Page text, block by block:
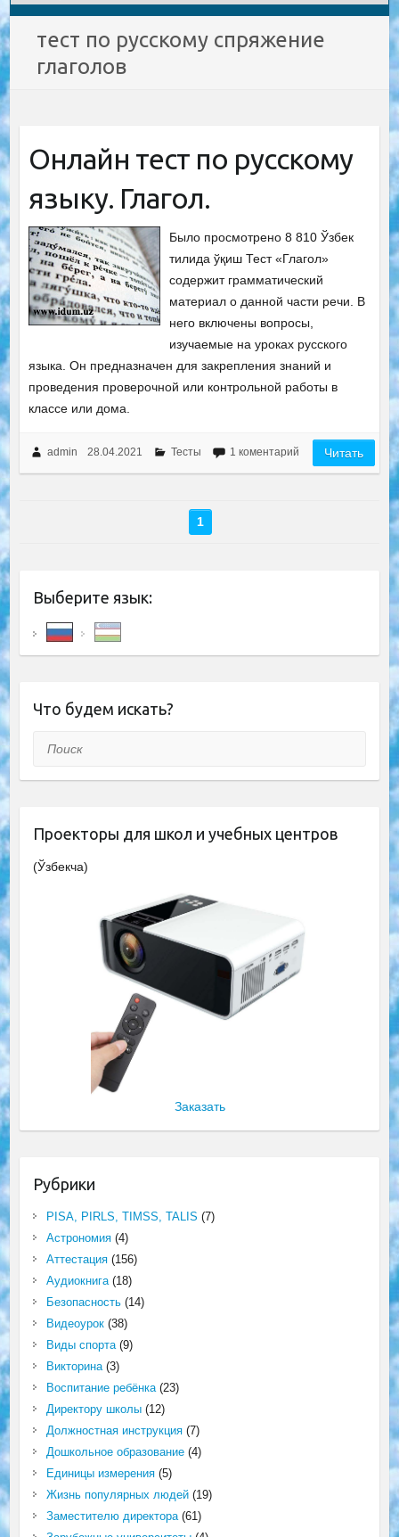
тест по русскому спряжение
глаголов
Онлайн тест по русскому
языку. Глагол.
Было просмотрено 8 810 Ўзбек
тилида ўқиш Тест «Глагол»
содержит грамматический
материал о данной части речи. В
него включены вопросы,
изучаемые на уроках русского
языка. Он предназначен для закрепления знаний и
проведения проверочной или контрольной работы в
классе или дома.
admin 28.04.2021 Тесты 1 коментарий Читать
1
Выберите язык:
Что будем искать?
Поиск
Проекторы для школ и учебных центров
(Ўзбекча)
Заказать
Рубрики
PISA, PIRLS, TIMSS, TALIS (7)
Астрономия(4)
Аттестация(156)
Аудиокнига(18)
Безопасность(14)
Видеоурок(38)
Виды спорта(9)
Викторина(3)
Воспитание ребёнка(23)
Директору школы(12)
Должностная инструкция(7)
Дошкольное образование(4)
Единицы измерения(5)
Жизнь популярных людей(19)
Заместителю директора(61)